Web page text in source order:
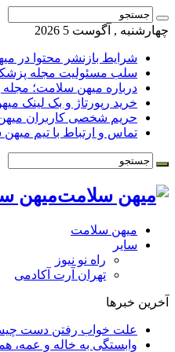
چهارشنبه , آگوست 5 2026
شرایط بازنشر محتوا در
سلب مسئولیت مجله
درباره میهن سلامت؛
خرید رپورتاژ و بک لینک
حریم شخصی کاربران
تماس و ارتباط با تیم
میهن
میهن سلامت
سایر
راه نو نیوز
تهران آرت آکادمی
آخرین خبرها
علت خواب رفتن دست
وابستگی به خاله و عمه،